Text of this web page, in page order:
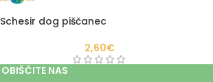
Schesir dog piščanec
2,60€
OBIŠČITE NAS